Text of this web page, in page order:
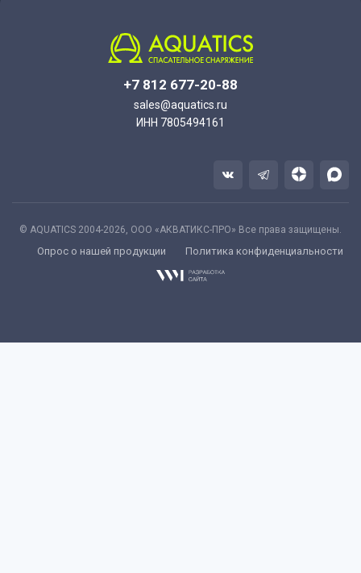
+7 812 677-20-88
sales@aquatics.ru
ИНН 7805494161
© AQUATICS 2004-2026, ООО «АКВАТИКС-ПРО» Все права защищены.
Опрос о нашей продукции Политика конфиденциальности